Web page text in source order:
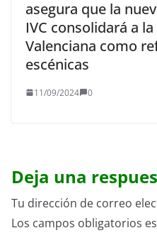
asegura que la
IVC consolidará a
Valenciana como
escénicas
11/09/2024 0
Deja una
Tu dirección de correo
Los campos obligatorios